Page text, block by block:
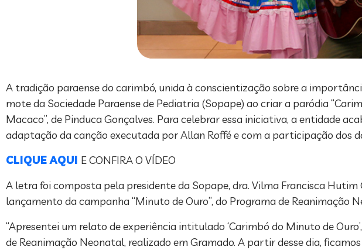
A tradição paraense do carimbó, unida à conscientização sobre a
mote da Sociedade Paraense de Pediatria (Sopape) ao criar a paródia
Macaco”, de Pinduca Gonçalves. Para celebrar essa iniciativa, a entidade
adaptação da canção executada por Allan Roffé e com a participação dos
CLIQUE AQUI E CONFIRA O VÍDEO
A letra foi composta pela presidente da Sopape, dra. Vilma Francisca Hutim
lançamento da campanha “Minuto de Ouro”, do Programa de Reanimação
“Apresentei um relato de experiência intitulado ‘Carimbó do Minuto de
de Reanimação Neonatal, realizado em Gramado. A partir desse dia,